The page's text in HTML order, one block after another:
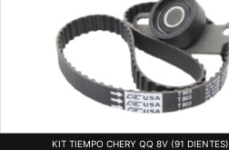
KIT TIEMPO CHERY QQ 8V (91 DIENTES)